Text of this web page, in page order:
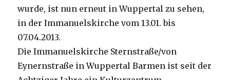
wurde, ist nun erneut in Wuppertal zu sehen,
in der Immanuelskirche vom 13.01. bis
07.04.2013.
Die Immanuelskirche Sternstraße/von
Eynernstraße in Wuppertal Barmen ist seit der